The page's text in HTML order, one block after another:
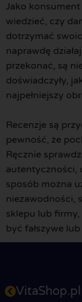
Jako
wiedzieć, czy
dotrzymać
naprawdę
przekonać, są
doświadczyły,
najpełniejszy
Recenzje są
pewność, że
Ręcznie
autentyczności,
sposób można
niezawodności,
sklepu lub
być fałszywe lub
VitaShop.pl